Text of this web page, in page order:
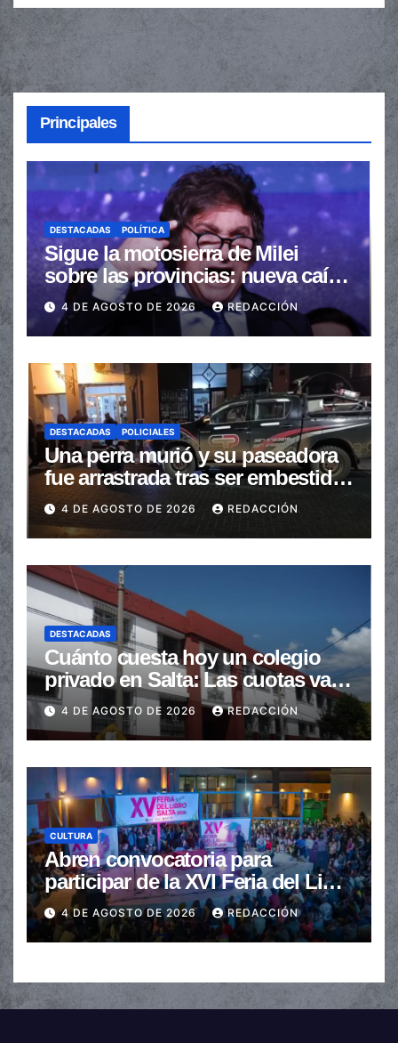
Principales
DESTACADAS POLÍTICA
Sigue la motosierra de Milei
sobre las provincias: nueva caída
de las transferencias no
automáticas
4 DE AGOSTO DE 2026 REDACCIÓN
DESTACADAS POLICIALES
Una perra murió y su paseadora
fue arrastrada tras ser embestidas
en la senda peatonal
4 DE AGOSTO DE 2026 REDACCIÓN
DESTACADAS
Cuánto cuesta hoy un colegio
privado en Salta: Las cuotas van
de $110.000 a más de $600.000
4 DE AGOSTO DE 2026 REDACCIÓN
CULTURA
Abren convocatoria para
participar de la XVI Feria del Libro
de Salta
4 DE AGOSTO DE 2026 REDACCIÓN